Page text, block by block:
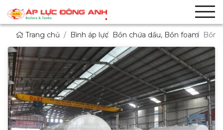
Trang chủ Bình áp lực Bồn chứa dầu, Bồn foam Bồn